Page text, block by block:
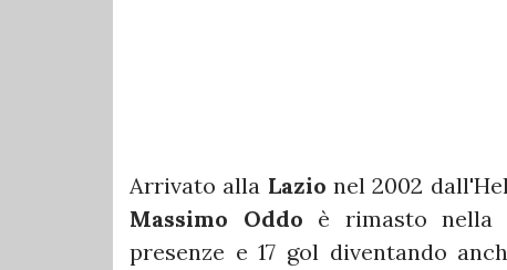
Arrivato alla Lazionel 2002
Massimo Oddo è rimasto nella
presenze e 17 gol diventando